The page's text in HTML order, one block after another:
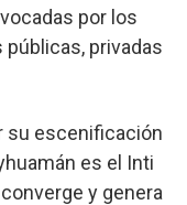
por los
privadas
su escenificación
es el Inti
y genera